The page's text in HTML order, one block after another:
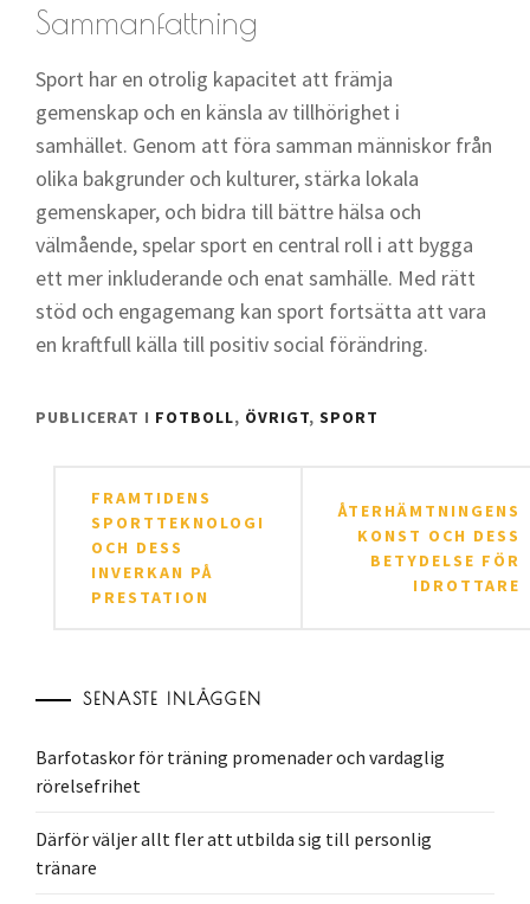
Sammanfattning
Sport har en otrolig kapacitet att främja
gemenskap och en känsla av tillhörighet i
samhället. Genom att föra samman människor från
olika bakgrunder och kulturer, stärka lokala
gemenskaper, och bidra till bättre hälsa och
välmående, spelar sport en central roll i att bygga
ett mer inkluderande och enat samhälle. Med rätt
stöd och engagemang kan sport fortsätta att vara
en kraftfull källa till positiv social förändring.
PUBLICERAT I FOTBOLL, ÖVRIGT, SPORT
Inläggsnavigering
FRAMTIDENS
SPORTTEKNOLOGI
OCH DESS
INVERKAN PÅ
PRESTATION
ÅTERHÄMTNINGENS
KONST OCH DESS
BETYDELSE FÖR
IDROTTARE
SENASTE INLÄGGEN
Barfotaskor för träning promenader och vardaglig
rörelsefrihet
Därför väljer allt fler att utbilda sig till personlig
tränare